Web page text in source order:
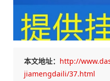
本文地址： http://
jiamengdaili/37.html